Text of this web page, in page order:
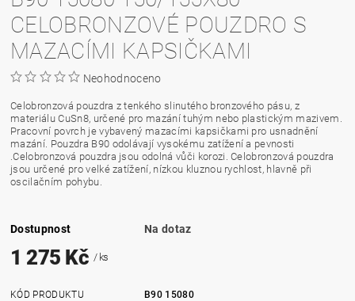
CELOBRONZOVÉ POUZDRO S
MAZACÍMI KAPSIČKAMI
Neohodnoceno
Celobronzová pouzdra z tenkého slinutého bronzového pásu, z
materiálu CuSn8, určené pro mazání tuhým nebo plastickým mazivem.
Pracovní povrch je vybavený mazacími kapsičkami pro usnadnění
mazání. Pouzdra B90 odolávají vysokému zatížení a pevnosti
.Celobronzová pouzdra jsou odolná vůči korozi. Celobronzová pouzdra
jsou určené pro velké zatížení, nízkou kluznou rychlost, hlavně při
oscilačním pohybu.
Dostupnost Na dotaz
1 275 Kč / ks
KÓD PRODUKTU
B90 15080